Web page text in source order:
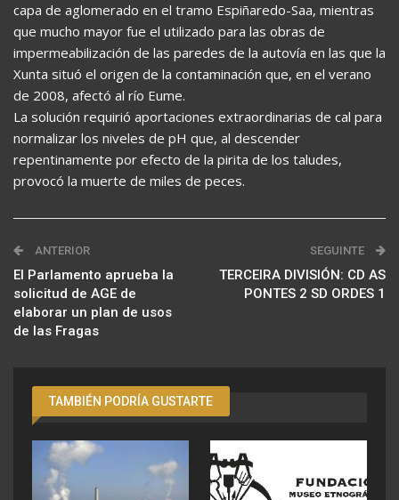
capa de aglomerado en el tramo Espiñaredo-Saa, mientras
que mucho mayor fue el utilizado para las obras de
impermeabilización de las paredes de la autovía en las que la
Xunta situó el origen de la contaminación que, en el verano
de 2008, afectó al río Eume.
La solución requirió aportaciones extraordinarias de cal para
normalizar los niveles de pH que, al descender
repentinamente por efecto de la pirita de los taludes,
provocó la muerte de miles de peces.
ANTERIOR
El Parlamento aprueba la
solicitud de AGE de
elaborar un plan de usos
de las Fragas
SEGUINTE
TERCEIRA DIVISIÓN: CD AS
PONTES 2 SD ORDES 1
TAMBIÉN PODRÍA GUSTARTE